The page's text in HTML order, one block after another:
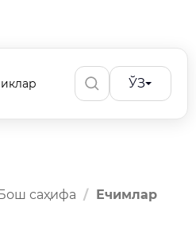
ЎЗ
саҳифа Ечимлар